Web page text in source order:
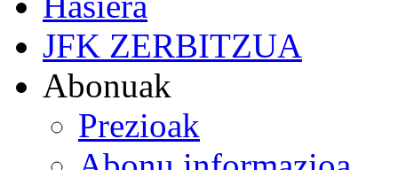
JFK ZERBITZUA
Abonuak
Prezioak